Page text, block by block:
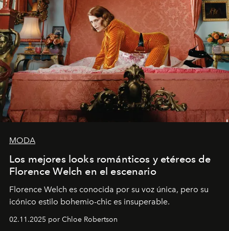
MODA
Los mejores looks románticos y etéreos de
Florence Welch en el escenario
Florence Welch es conocida por su voz única, pero su
icónico estilo bohemio-chic es insuperable.
02.11.2025 por Chloe Robertson